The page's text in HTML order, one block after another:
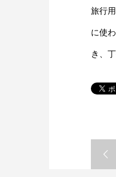
旅行
に使
き、
